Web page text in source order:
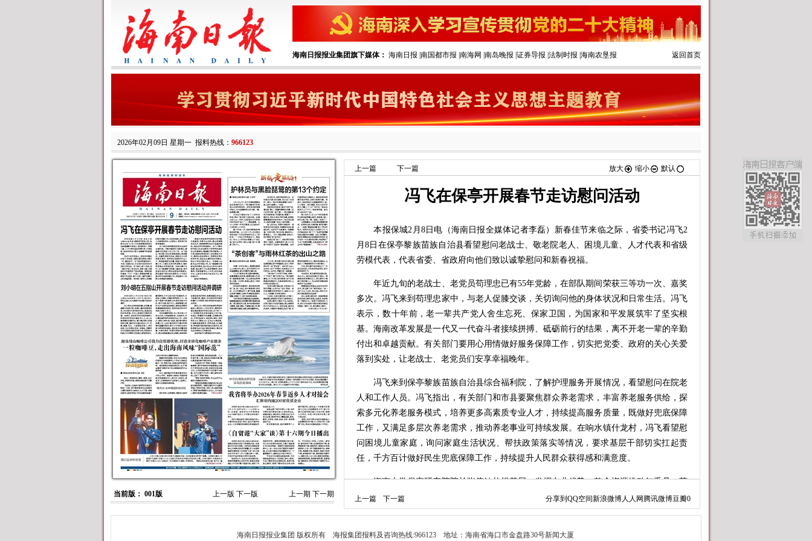
海南日报报业集团旗下媒体： 海南日报 南国都市报 南海网 南岛晚报 证券导报 法制时报 海南农垦报 返回首页
2026年02月09日 星期一 报料热线： 966123
当前版： 001版 上一版 下一版 上一期 下一期
上一篇 下一篇 放大 缩小 默认
冯飞在保亭开展春节走访慰问活动
本报保城2月8日电（海南日报全媒体记者李磊）新春佳节来临之际，省委书记冯飞2
月8日在保亭黎族苗族自治县看望慰问老战士、敬老院老人、困境儿童、人才代表和省级
劳模代表，代表省委、省政府向他们致以诚挚慰问和新春祝福。
年近九旬的老战士、老党员苟理忠已有55年党龄，在部队期间荣获三等功一次、嘉奖
多次。冯飞来到苟理忠家中，与老人促膝交谈，关切询问他的身体状况和日常生活。冯飞
表示，数十年前，老一辈共产党人舍生忘死、保家卫国，为国家和平发展筑牢了坚实根
基。海南改革发展是一代又一代奋斗者接续拼搏、砥砺前行的结果，离不开老一辈的辛勤
付出和卓越贡献。有关部门要用心用情做好服务保障工作，切实把党委、政府的关心关爱
落到实处，让老战士、老党员们安享幸福晚年。
冯飞来到保亭黎族苗族自治县综合福利院，了解护理服务开展情况，看望慰问在院老
人和工作人员。冯飞指出，有关部门和市县要聚焦群众养老需求，丰富养老服务供给，探
索多元化养老服务模式，培养更多高素质专业人才，持续提高服务质量，既做好兜底保障
工作，又满足多层次养老需求，推动养老事业可持续发展。在响水镇什龙村，冯飞看望慰
问困境儿童家庭，询问家庭生活状况、帮扶政策落实等情况，要求基层干部切实扛起责
任，千方百计做好民生兜底保障工作，持续提升人民群众获得感和满意度。
海南大学保亭研究院院长张伟敏扎根基层，发挥专业优势，整合资源推动红毛丹、菠
萝蜜等特色农产品提质增效，促进农民可持续增收。冯飞了解该研究院以科技创新助力热
带特色高效农业发展情况，看望慰问张伟敏等人才代表，鼓励他带领科研人员发挥技术专
上一篇 下一篇 分享到 QQ空间新浪微博人人网 腾讯微博豆瓣0